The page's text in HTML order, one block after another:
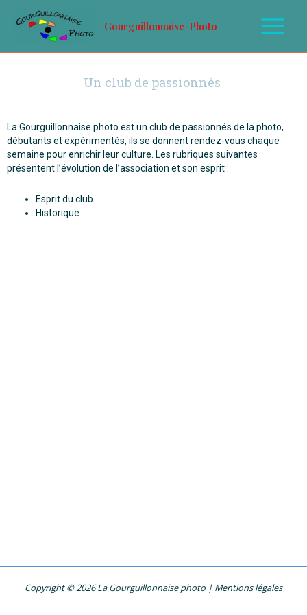
Gourguillonnaise-Photo
Un club de passionnés
La Gourguillonnaise photo est un club de passionnés de la photo,
débutants et expérimentés, ils se donnent rendez-vous chaque
semaine pour enrichir leur culture. Les rubriques suivantes
présentent l’évolution de l’association et son esprit :
Esprit du club
Historique
Copyright © 2026 La Gourguillonnaise photo | Mentions légales